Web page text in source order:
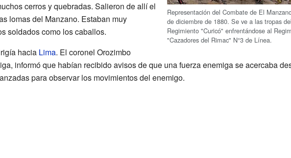
Representación del Combate de El
de diciembre de 1880. Se ve a las tropas del
Regimiento "Curicó" enfrentándose al
"Cazadores del Rimac" N°3 de Línea.
cerros y quebradas. Salieron de allí el
lomas del Manzano. Estaban muy
soldados como los caballos.
hacia Lima. El coronel Orozimbo
informó que habían recibido avisos de que una fuerza enemiga se acercaba
para observar los movimientos del enemigo.